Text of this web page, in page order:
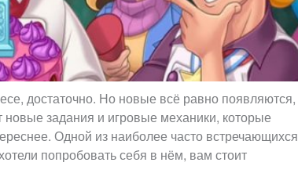
достаточно. Но новые всё равно появляются,
задания и игровые механики, которые
Одной из наиболее часто встречающихся
попробовать себя в нём, вам стоит